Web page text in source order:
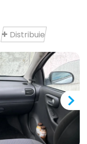
Distribuie